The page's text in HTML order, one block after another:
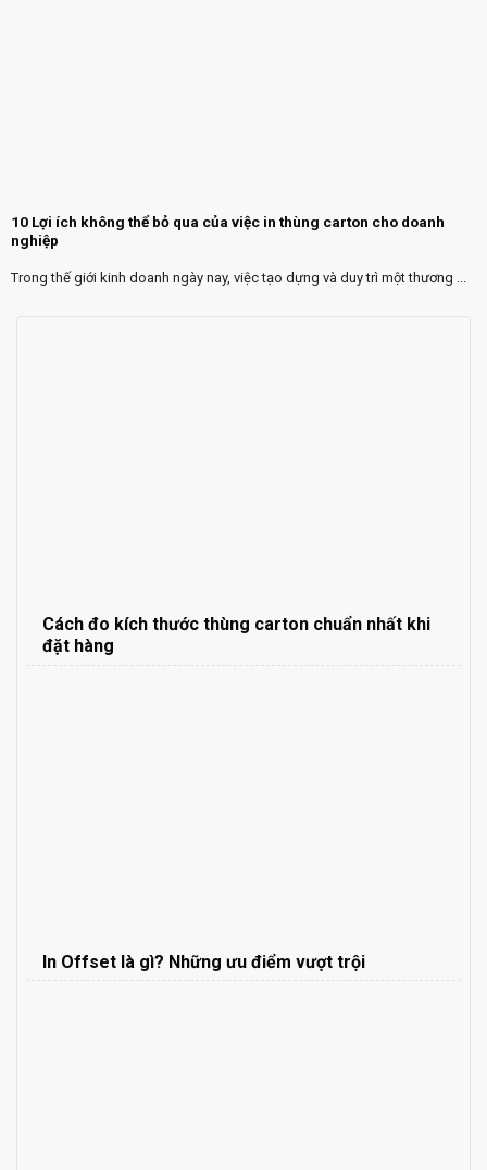
10 Lợi ích không thể bỏ qua của việc in thùng carton cho doanh
nghiệp
Trong thế giới kinh doanh ngày nay, việc tạo dựng và duy trì một thương ...
Cách đo kích thước thùng carton chuẩn nhất khi
đặt hàng
In Offset là gì? Những ưu điểm vượt trội